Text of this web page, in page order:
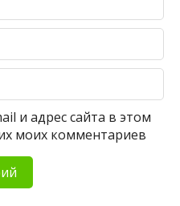
и адрес сайта в этом
моих комментариев